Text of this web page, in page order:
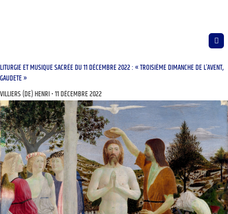
LITURGIE ET MUSIQUE SACRÉE DU 11 DÉCEMBRE 2022 : « TROISIÈME DIMANCHE DE L’AVENT,
GAUDETE »
VILLIERS (DE) HENRI 11 DÉCEMBRE 2022